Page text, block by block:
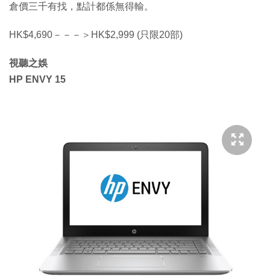
倉價三千有找，點計都係無得輸。
HK$4,690－－－＞HK$2,999 (只限20部)
視聽之娛
HP ENVY 15